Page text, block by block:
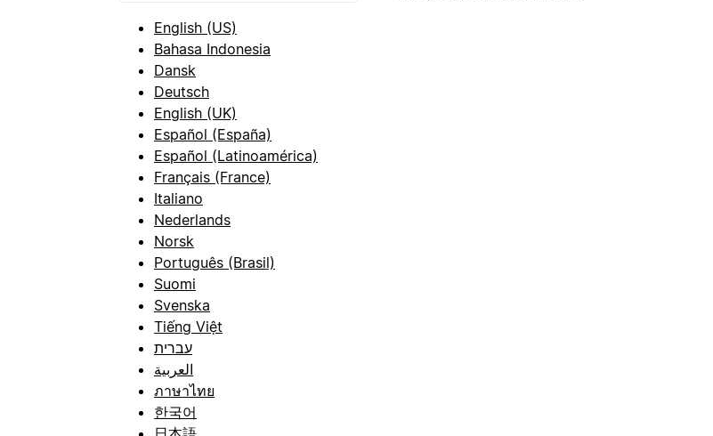
English (US)
Bahasa Indonesia
Dansk
Deutsch
English (UK)
Español (España)
Español (Latinoamérica)
Français (France)
Italiano
Nederlands
Norsk
Português (Brasil)
Suomi
Svenska
Tiếng Việt
עברית
العربية
ภาษาไทย
한국어